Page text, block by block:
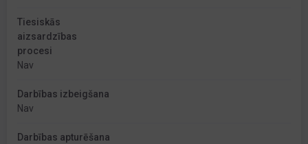
Tiesiskās
aizsardzības
procesi
Nav
Darbības izbeigšana
Nav
Darbības apturēšana